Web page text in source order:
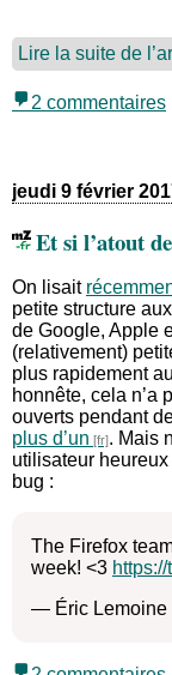
Lire la suite de
2 commentaires
jeudi 9 février
Et si l’atout
On lisait
petite structure
de Google, Apple
(relativement)
plus rapidement
honnête, cela n’a
ouverts pendant
plus d’un
. Mais
utilisateur
bug :
The Firefox
week! <3
— Éric Lemoine